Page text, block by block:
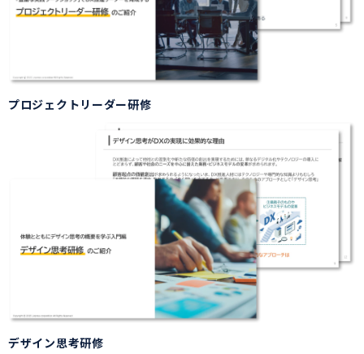
プロジェクトリーダー研修
デザイン思考研修